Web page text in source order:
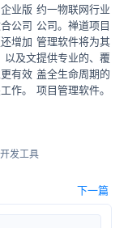
约一物联网行业
公司。禅道项目
管理软件将为其
提供专业的、覆
盖全生命周期的
项目管理软件。
业版
公司
增加
以及文
有效
作。
发工具
下一篇